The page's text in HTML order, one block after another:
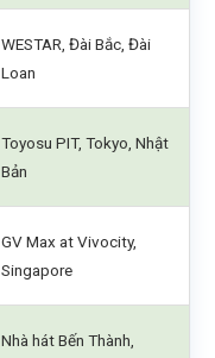
WESTAR, Đài Bắc, Đài
Loan
Toyosu PIT, Tokyo, Nhật
Bản
GV Max at Vivocity,
Singapore
Nhà hát Bến Thành,